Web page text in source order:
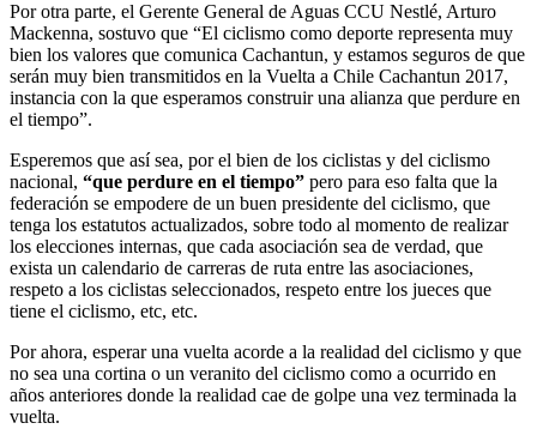
Por otra parte, el Gerente General de Aguas CCU Nestlé, Arturo
Mackenna, sostuvo que “El ciclismo como deporte representa muy
bien los valores que comunica Cachantun, y estamos seguros de que
serán muy bien transmitidos en la Vuelta a Chile Cachantun 2017,
instancia con la que esperamos construir una alianza que perdure en
el tiempo”.
Esperemos que así sea, por el bien de los ciclistas y del ciclismo
nacional, “que perdure en el tiempo” pero para eso falta que la
federación se empodere de un buen presidente del ciclismo, que
tenga los estatutos actualizados, sobre todo al momento de realizar
los elecciones internas, que cada asociación sea de verdad, que
exista un calendario de carreras de ruta entre las asociaciones,
respeto a los ciclistas seleccionados, respeto entre los jueces que
tiene el ciclismo, etc, etc.
Por ahora, esperar una vuelta acorde a la realidad del ciclismo y que
no sea una cortina o un veranito del ciclismo como a ocurrido en
años anteriores donde la realidad cae de golpe una vez terminada la
vuelta.